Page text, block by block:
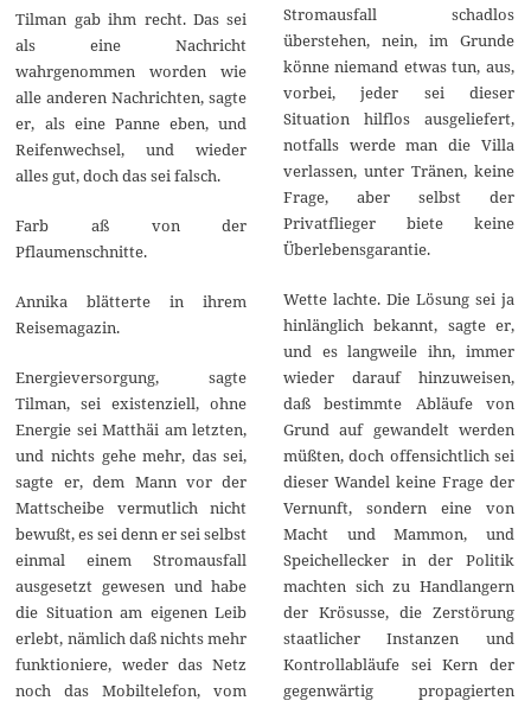
Tilman gab ihm recht. Das sei
als eine Nachricht
wahrgenommen worden wie
alle anderen Nachrichten, sagte
er, als eine Panne eben, und
Reifenwechsel, und wieder
alles gut, doch das sei falsch.
Farb aß von der
Pflaumenschnitte.
Annika blätterte in ihrem
Reisemagazin.
Energieversorgung, sagte
Tilman, sei existenziell, ohne
Energie sei Matthäi am letzten,
und nichts gehe mehr, das sei,
sagte er, dem Mann vor der
Mattscheibe vermutlich nicht
bewußt, es sei denn er sei selbst
einmal einem Stromausfall
ausgesetzt gewesen und habe
die Situation am eigenen Leib
erlebt, nämlich daß nichts mehr
funktioniere, weder das Netz
noch das Mobiltelefon, vom
Stromausfall schadlos
überstehen, nein, im Grunde
könne niemand etwas tun, aus,
vorbei, jeder sei dieser
Situation hilflos ausgeliefert,
notfalls werde man die Villa
verlassen, unter Tränen, keine
Frage, aber selbst der
Privatflieger biete keine
Überlebensgarantie.
Wette lachte. Die Lösung sei ja
hinlänglich bekannt, sagte er,
und es langweile ihn, immer
wieder darauf hinzuweisen,
daß bestimmte Abläufe von
Grund auf gewandelt werden
müßten, doch offensichtlich sei
dieser Wandel keine Frage der
Vernunft, sondern eine von
Macht und Mammon, und
Speichellecker in der Politik
machten sich zu Handlangern
der Krösusse, die Zerstörung
staatlicher Instanzen und
Kontrollabläufe sei Kern der
gegenwärtig propagierten